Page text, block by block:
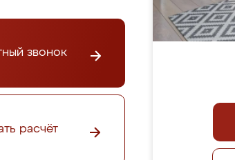
звонок
расчёт